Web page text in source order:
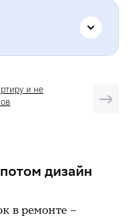
ремонт стоит
и не
дизайн
в ремонте –